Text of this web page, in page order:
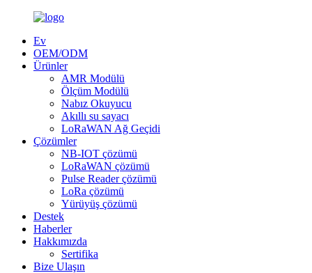
Ev
OEM/ODM
Ürünler
AMR Modülü
Ölçüm Modülü
Nabız Okuyucu
Akıllı su sayacı
LoRaWAN Ağ Geçidi
Çözümler
NB-IOT çözümü
LoRaWAN çözümü
Pulse Reader çözümü
LoRa çözümü
Yürüyüş çözümü
Destek
Haberler
Hakkımızda
Sertifika
Bize Ulaşın